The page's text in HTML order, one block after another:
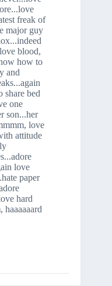
freak of
major guy
blood,
how to
and
share bed
one
son...her
love
attitude
love
paper
hard
haaaaaard